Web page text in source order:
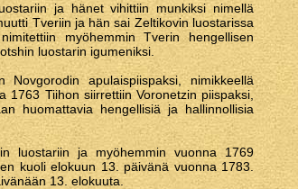
ja hänet vihittiin munkiksi nimellä
Tveriin ja hän sai Zeltikovin luostarissa
myöhemmin Tverin hengellisen
luostarin igumeniksi.
Novgorodin apulaispiispaksi, nimikkeellä
Tiihon siirrettiin Voronetzin piispaksi,
huomattavia hengellisiä ja hallinnollisia
luostariin ja myöhemmin vuonna 1769
kuoli elokuun 13. päivänä vuonna 1783.
13. elokuuta.